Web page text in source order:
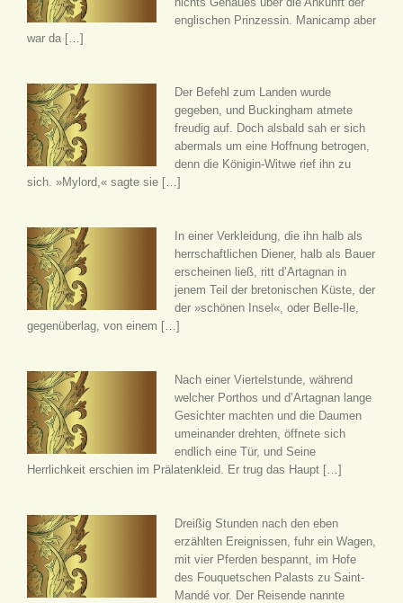
englischen Prinzessin. Manicamp aber
war da […]
Der Befehl zum Landen wurde
gegeben, und Buckingham atmete
freudig auf. Doch alsbald sah er sich
abermals um eine Hoffnung betrogen,
denn die Königin-Witwe rief ihn zu
sich. »Mylord,« sagte sie […]
In einer Verkleidung, die ihn halb als
herrschaftlichen Diener, halb als Bauer
erscheinen ließ, ritt d’Artagnan in
jenem Teil der bretonischen Küste, der
der »schönen Insel«, oder Belle-Ile,
gegenüberlag, von einem […]
Nach einer Viertelstunde, während
welcher Porthos und d’Artagnan lange
Gesichter machten und die Daumen
umeinander drehten, öffnete sich
endlich eine Tür, und Seine
Herrlichkeit erschien im Prälatenkleid. Er trug das Haupt […]
Dreißig Stunden nach den eben
erzählten Ereignissen, fuhr ein Wagen,
mit vier Pferden bespannt, im Hofe
des Fouquetschen Palasts zu Saint-
Mandé vor. Der Reisende nannte